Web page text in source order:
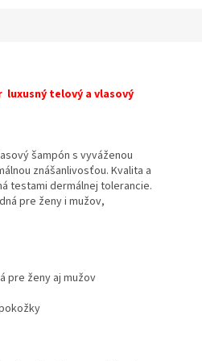
luxusný telový a vlasový
šampón s vyváženou
znášanlivosťou. Kvalita a
testami dermálnej tolerancie.
pre ženy i mužov,
pre ženy aj mužov